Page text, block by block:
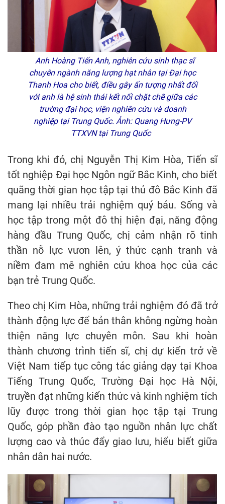
Anh Hoàng Tiến Anh, nghiên cứu sinh thạc sĩ
chuyên ngành năng lượng hạt nhân tại Đại học
Thanh Hoa cho biết, điều gây ấn tượng nhất đối
với anh là hệ sinh thái kết nối chặt chẽ giữa các
trường đại học, viện nghiên cứu và doanh
nghiệp tại Trung Quốc. Ảnh: Quang Hưng-PV
TTXVN tại Trung Quốc
Trong khi đó, chị Nguyễn Thị Kim Hòa, Tiến sĩ
tốt nghiệp Đại học Ngôn ngữ Bắc Kinh, cho biết
quãng thời gian học tập tại thủ đô Bắc Kinh đã
mang lại nhiều trải nghiệm quý báu. Sống và
học tập trong một đô thị hiện đại, năng động
hàng đầu Trung Quốc, chị cảm nhận rõ tinh
thần nỗ lực vươn lên, ý thức cạnh tranh và
niềm đam mê nghiên cứu khoa học của các
bạn trẻ Trung Quốc.
Theo chị Kim Hòa, những trải nghiệm đó đã trở
thành động lực để bản thân không ngừng hoàn
thiện năng lực chuyên môn. Sau khi hoàn
thành chương trình tiến sĩ, chị dự kiến trở về
Việt Nam tiếp tục công tác giảng dạy tại Khoa
Tiếng Trung Quốc, Trường Đại học Hà Nội,
truyền đạt những kiến thức và kinh nghiệm tích
lũy được trong thời gian học tập tại Trung
Quốc, góp phần đào tạo nguồn nhân lực chất
lượng cao và thúc đẩy giao lưu, hiểu biết giữa
nhân dân hai nước.